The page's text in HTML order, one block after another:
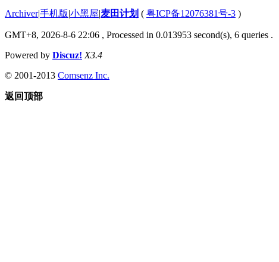
Archiver|手机版|小黑屋|麦田计划 ( 粤ICP备12076381号-3 )
GMT+8, 2026-8-6 22:06 , Processed in 0.013953 second(s), 6 queries .
Powered by Discuz! X3.4
© 2001-2013 Comsenz Inc.
返回顶部